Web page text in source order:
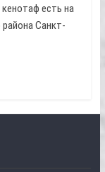
есть на
Санкт-